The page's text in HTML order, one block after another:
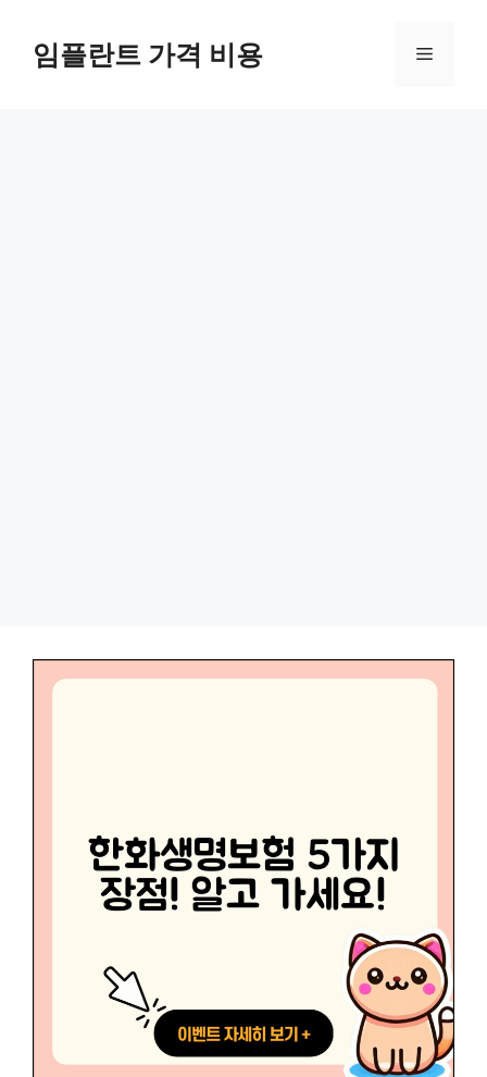
content임플란트 가격 비용 Menu